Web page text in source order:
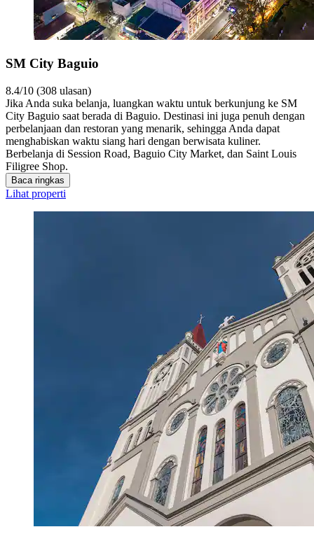
SM City Baguio
8.4/10 (308 ulasan)
Jika Anda suka belanja, luangkan waktu untuk berkunjung ke SM
City Baguio saat berada di Baguio. Destinasi ini juga penuh dengan
perbelanjaan dan restoran yang menarik, sehingga Anda dapat
menghabiskan waktu siang hari dengan berwisata kuliner.
Berbelanja di Session Road, Baguio City Market, dan Saint Louis
Filigree Shop.
Baca ringkas
Lihat properti